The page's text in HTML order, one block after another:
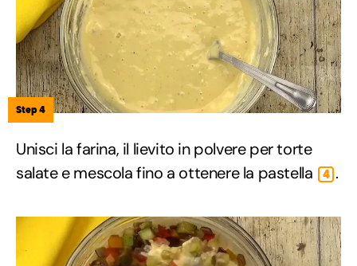
Step 4
Unisci la farina, il lievito in polvere per torte
salate e mescola fino a ottenere la pastella
4 .